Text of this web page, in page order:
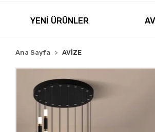
YENİ ÜRÜNLER
Ana Sayfa AVİZE